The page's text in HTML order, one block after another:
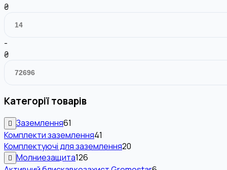
₴
-
₴
Категорії товарів
Заземлення61
Комплекти заземлення41
Комплектуючі для заземлення20
Молниезащита126